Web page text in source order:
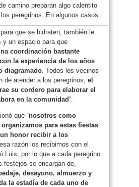
camino preparan algo calentito
peregrinos. En algunos casos
que se hidraten, también le
y un espacio para que
coordinación bastante
la experiencia de los años
diagramado. Todos los vecinos
de atender a los peregrinos, el
su cordero para elaborar el
en la comunidad”.
que “nosotros como
para estas fiestas
honor recibir a los
razón los recibimos con el
Luis, por lo que a cada peregrino
festejos se encargan de,
desayuno, almuerzo y
la estadía de cada uno de